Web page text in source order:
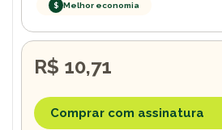
$ Melhor economia
R$ 10,71
Comprar com assinatura